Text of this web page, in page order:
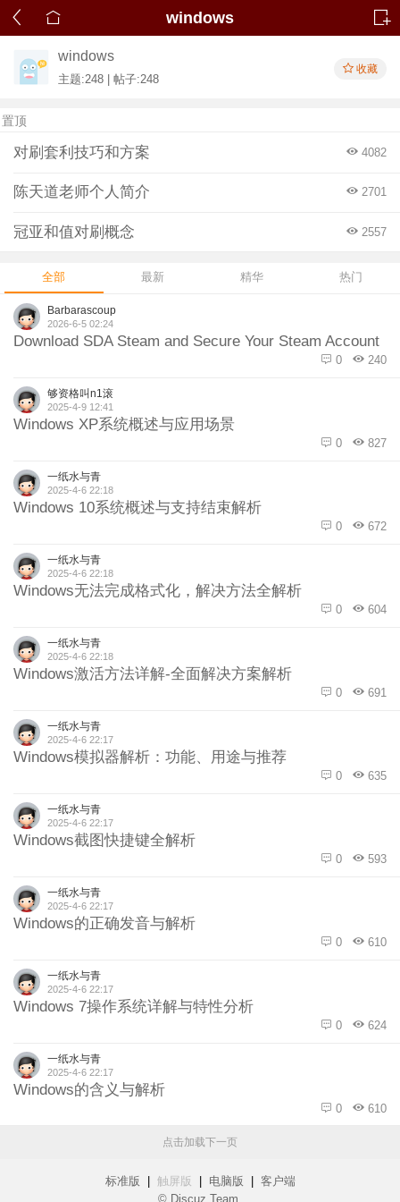
windows
主题:248 | 帖子:248
收藏
置顶
对刷套利技巧和方案 4082
陈天道老师个人简介 2701
冠亚和值对刷概念 2557
全部 最新 精华 热门
Barbarascoup
2026-6-5 02:24
Download SDA Steam and Secure Your Steam Account
0 240
够资格叫n1滚
2025-4-9 12:41
Windows XP系统概述与应用场景
0 827
一纸水与青
2025-4-6 22:18
Windows 10系统概述与支持结束解析
0 672
一纸水与青
2025-4-6 22:18
Windows无法完成格式化，解决方法全解析
0 604
一纸水与青
2025-4-6 22:18
Windows激活方法详解-全面解决方案解析
0 691
一纸水与青
2025-4-6 22:17
Windows模拟器解析：功能、用途与推荐
0 635
一纸水与青
2025-4-6 22:17
Windows截图快捷键全解析
0 593
一纸水与青
2025-4-6 22:17
Windows的正确发音与解析
0 610
一纸水与青
2025-4-6 22:17
Windows 7操作系统详解与特性分析
0 624
一纸水与青
2025-4-6 22:17
Windows的含义与解析
0 610
点击加载下一页
标准版 触屏版 电脑版
客户端
© Discuz Team.
windows